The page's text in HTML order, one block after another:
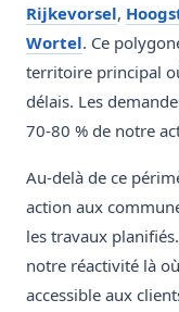
Rijkevorsel,
Wortel. Ce
territoire principal
délais. Les
70-80 % de notre
Au-delà de ce
action aux
les travaux
notre réactivité là
accessible aux